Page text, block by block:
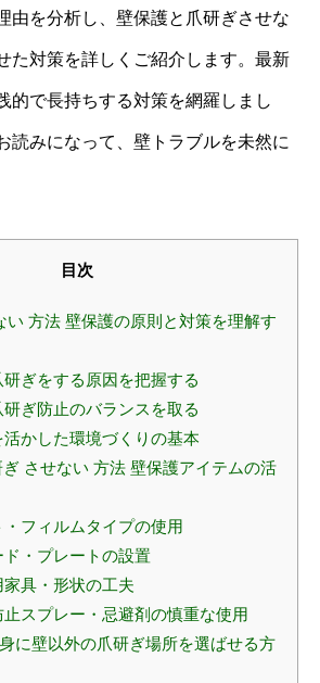
由を分析し、壁保護と爪研ぎさせな
た対策を詳しくご紹介します。最新
的で長持ちする対策を網羅しまし
読みになって、壁トラブルを未然に
目次
い 方法 壁保護の原則と対策を理解す
ぎをする原因を把握する
ぎ防止のバランスを取る
かした環境づくりの基本
させない 方法 壁保護アイテムの活
フィルムタイプの使用
ド・プレートの設置
家具・形状の工夫
止スプレー・忌避剤の慎重な使用
に壁以外の爪研ぎ場所を選ばせる方